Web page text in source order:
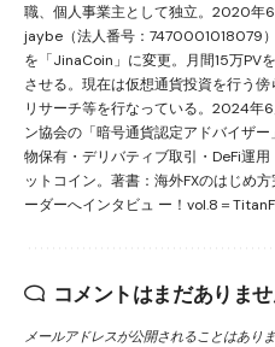
職、個人事業主として独立。2020年
jaybe（法人番号：7470001018079
を「JinaCoin」に変更。月間15万PV
させる。現在は仮想通貨投資を行う
リサーチ等を行なっている。2024年
ン協会の「暗号通貨認定アドバイザ
物保有・デリバティブ取引・DeFi運
ットコイン。著書：海外FXのはじめ
ーダーへインタビュ ー！vol.8＝
コメントはまだありま
メールアドレスが公開されることはありま